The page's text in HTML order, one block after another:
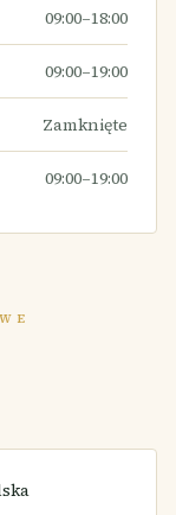
09:00–18:00
09:00–19:00
Zamknięte
09:00–19:00